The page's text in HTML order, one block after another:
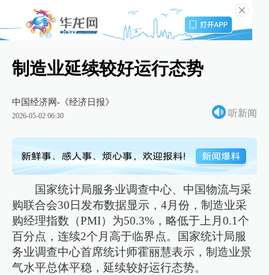
制造业延续较好运行态势
中国经济网-《经济日报》
2026-05-02 06:30 听新闻
国家统计局服务业调查中心、中国物流与采
购联合会30日发布数据显示，4月份，制造业采
购经理指数（PMI）为50.3%，略低于上月0.1个
百分点，连续2个月高于临界点。国家统计局服
务业调查中心首席统计师霍丽慧表示，制造业景
气水平总体平稳，延续较好运行态势。